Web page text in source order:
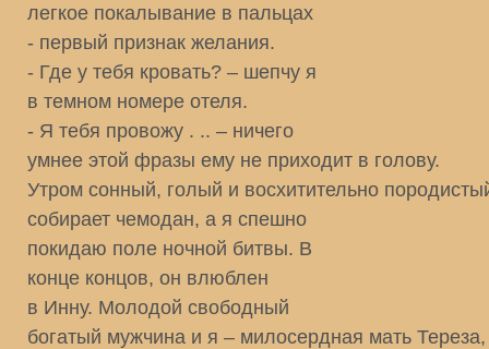
легкое покалывание в пальцах
- первый признак желания.
- Где у тебя кровать? – шепчу я
в темном номере отеля.
- Я тебя провожу . .. – ничего
умнее этой фразы ему не приходит в голову.
Утром сонный, голый и восхитительно
собирает чемодан, а я спешно
покидаю поле ночной битвы. В
конце концов, он влюблен
в Инну. Молодой свободный
богатый мужчина и я – милосердная мать